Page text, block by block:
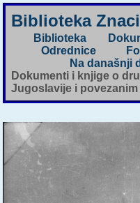
Biblioteka Znaci
Biblioteka
Odrednice
Na današnji
Dokumenti i knjige o
Jugoslavije i